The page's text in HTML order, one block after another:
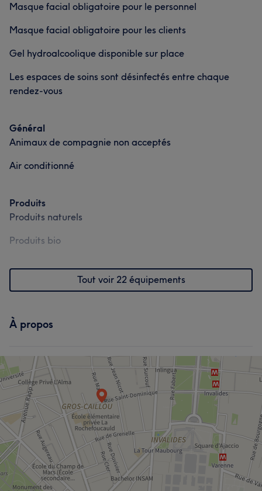
Masque facial obligatoire pour le personnel
Masque facial obligatoire pour les clients
Gel hydroalcoolique disponible sur place
Les espaces de soins sont désinfectés entre chaque
rendez-vous
Général
Animaux de compagnie non acceptés
Air conditionné
Produits
Produits naturels
Produits bio
Tout voir 22 équipements
À propos